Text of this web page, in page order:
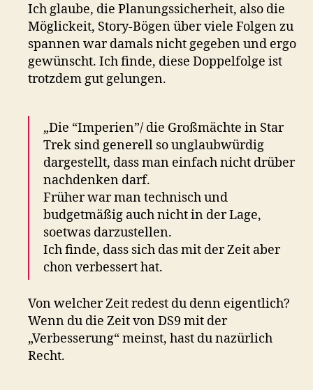
Ich glaube, die Planungssicherheit, also die
Möglickeit, Story-Bögen über viele Folgen zu
spannen war damals nicht gegeben und ergo
gewünscht. Ich finde, diese Doppelfolge ist
trotzdem gut gelungen.
„Die “Imperien”/ die Großmächte in Star
Trek sind generell so unglaubwürdig
dargestellt, dass man einfach nicht drüber
nachdenken darf.
Früher war man technisch und
budgetmäßig auch nicht in der Lage,
soetwas darzustellen.
Ich finde, dass sich das mit der Zeit aber
chon verbessert hat.
Von welcher Zeit redest du denn eigentlich?
Wenn du die Zeit von DS9 mit der
„Verbesserung“ meinst, hast du nazürlich
Recht.